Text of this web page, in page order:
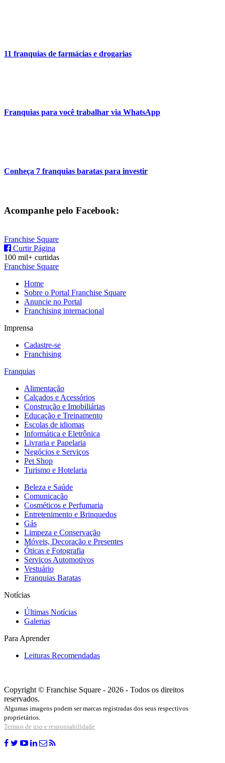
11 franquias de farmácias e drogarias
Franquias para você trabalhar via WhatsApp
Conheça 7 franquias baratas para investir
Acompanhe pelo Facebook:
Franchise Square
Curtir Página
100 mil+ curtidas
Franchise Square
Home
Sobre o Portal Franchise Square
Anuncie no Portal
Franchising internacional
Imprensa
Cadastre-se
Franchising
Franquias
Alimentação
Calçados e Acessórios
Construção e Imobiliárias
Educação e Treinamento
Escolas de idiomas
Informática e Eletrônica
Livraria e Papelaria
Negócios e Serviços
Pet Shop
Turismo e Hotelaria
Beleza e Saúde
Comunicação
Cosméticos e Perfumaria
Entretenimento e Brinquedos
Gás
Limpeza e Conservação
Móveis, Decoração e Presentes
Óticas e Fotografia
Serviços Automotivos
Vestuário
Franquias Baratas
Notícias
Últimas Notícias
Galerias
Para Aprender
Leituras Recomendadas
Copyright © Franchise Square - 2026 - Todos os direitos
reservados.
Algumas imagens podem ser marcas registradas dos seus respectivos
proprietários.
Termos de uso e responsabilidade